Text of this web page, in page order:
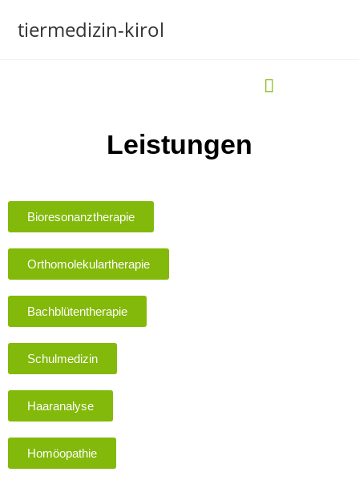
tiermedizin-kirol
Leistungen
Bioresonanztherapie
Orthomolekulartherapie
Bachblütentherapie
Schulmedizin
Haaranalyse
Homöopathie